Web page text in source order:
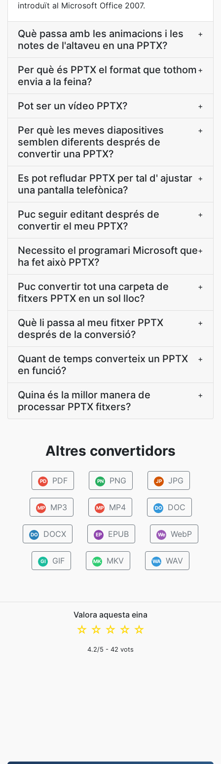
introduït al Microsoft Office 2007.
Què passa amb les animacions i les
notes de l'altaveu en una PPTX?
+
Per què és PPTX el format que tothom
envia a la feina?
+
Pot ser un vídeo PPTX? +
Per què les meves diapositives
semblen diferents després de
convertir una PPTX?
+
Es pot refludar PPTX per tal d' ajustar
una pantalla telefònica?
+
Puc seguir editant després de
convertir el meu PPTX?
+
Necessito el programari Microsoft que
ha fet això PPTX?
+
Puc convertir tot una carpeta de
fitxers PPTX en un sol lloc?
+
Què li passa al meu fitxer PPTX
després de la conversió?
+
Quant de temps converteix un PPTX
en funció?
+
Quina és la millor manera de
processar PPTX fitxers?
+
Altres convertidors
PD PDF PN PNG JP JPG
MP MP3 MP MP4 DO DOC
DO DOCX EP EPUB We WebP
GI GIF MK MKV WA WAV
Valora aquesta eina
☆
☆
☆
☆
☆
4.2/5 - 42 vots